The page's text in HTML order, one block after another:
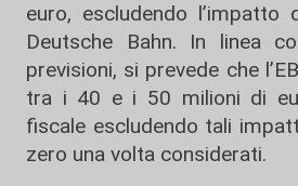
euro, escludendo
Deutsche Bahn. In linea
previsioni, si prevede che
tra i 40 e i 50 milioni di
fiscale escludendo tali
zero una volta considerati.